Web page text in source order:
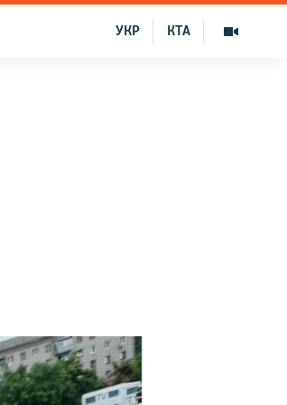
КТА
УКР